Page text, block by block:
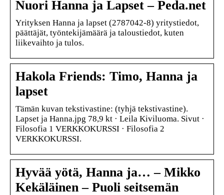
Nuori Hanna ja Lapset – Peda.net
Yrityksen Hanna ja lapset (2787042-8) yritystiedot,
päättäjät, työntekijämäärä ja taloustiedot, kuten
liikevaihto ja tulos.
Hakola Friends: Timo, Hanna ja
lapset
Tämän kuvan tekstivastine: (tyhjä tekstivastine).
Lapset ja Hanna.jpg 78,9 kt · Leila Kiviluoma. Sivut ·
Filosofia 1 VERKKOKURSSI · Filosofia 2
VERKKOKURSSI.
Hyvää yötä, Hanna ja… – Mikko
Kekäläinen – Puoli seitsemän